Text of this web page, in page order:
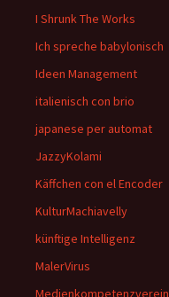
I Shrunk The Works
Ich spreche babylonisch
Ideen Management
italienisch con brio
japanese per automat
JazzyKolami
Käffchen con el Encoder
KulturMachiavelly
künftige Intelligenz
MalerVirus
Medienkompetenzverein